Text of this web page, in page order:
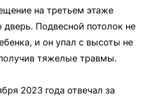
на третьем этаже
дверь. Подвесной потолок не
и он упал с высоты не
тяжелые травмы.
2023 года отвечал за